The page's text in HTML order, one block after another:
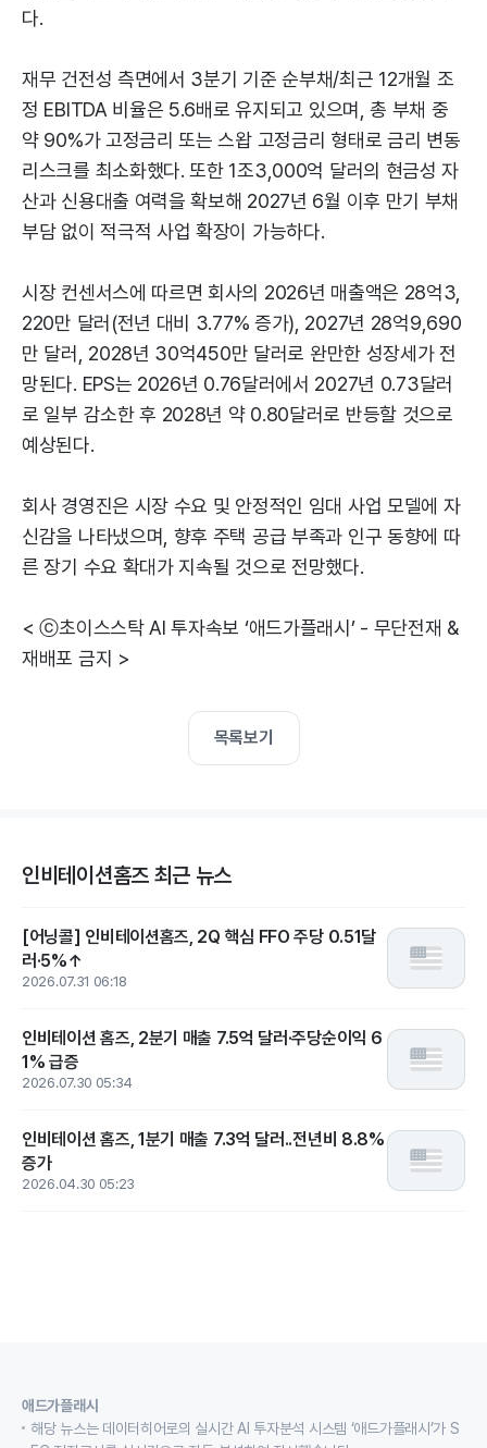
다.
재무 건전성 측면에서 3분기 기준 순부채/최근 12개월 조
정 EBITDA 비율은 5.6배로 유지되고 있으며, 총 부채 중
약 90%가 고정금리 또는 스왑 고정금리 형태로 금리 변동
리스크를 최소화했다. 또한 1조3,000억 달러의 현금성 자
산과 신용대출 여력을 확보해 2027년 6월 이후 만기 부채
부담 없이 적극적 사업 확장이 가능하다.
시장 컨센서스에 따르면 회사의 2026년 매출액은 28억3,
220만 달러(전년 대비 3.77% 증가), 2027년 28억9,690
만 달러, 2028년 30억450만 달러로 완만한 성장세가 전
망된다. EPS는 2026년 0.76달러에서 2027년 0.73달러
로 일부 감소한 후 2028년 약 0.80달러로 반등할 것으로
예상된다.
회사 경영진은 시장 수요 및 안정적인 임대 사업 모델에 자
신감을 나타냈으며, 향후 주택 공급 부족과 인구 동향에 따
른 장기 수요 확대가 지속될 것으로 전망했다.
< ⓒ초이스스탁 AI 투자속보 ‘애드가플래시’ - 무단전재 &
재배포 금지 >
목록보기
인비테이션홈즈 최근 뉴스
[어닝콜] 인비테이션홈즈, 2Q 핵심 FFO 주당 0.51달
러·5%↑
2026.07.31 06:18
인비테이션 홈즈, 2분기 매출 7.5억 달러·주당순이익 6
1% 급증
2026.07.30 05:34
인비테이션 홈즈, 1분기 매출 7.3억 달러..전년비 8.8%
증가
2026.04.30 05:23
애드가플래시
해당 뉴스는 데이터히어로의 실시간 AI 투자분석 시스템 ‘애드가플래시’가 S